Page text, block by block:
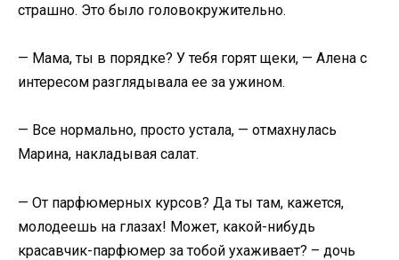
страшно. Это было головокружительно.
— Мама, ты в порядке? У тебя горят щеки, — Алена с
интересом разглядывала ее за ужином.
— Все нормально, просто устала, — отмахнулась
Марина, накладывая салат.
— От парфюмерных курсов? Да ты там, кажется,
молодеешь на глазах! Может, какой-нибудь
красавчик-парфюмер за тобой ухаживает? – дочь